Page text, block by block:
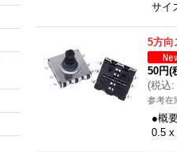
サイ
5方向
50円(
(税込:
参考在
●概
0.5 x